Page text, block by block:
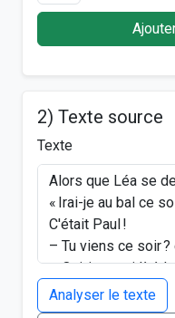
2) Texte source
Texte
Analyser le texte